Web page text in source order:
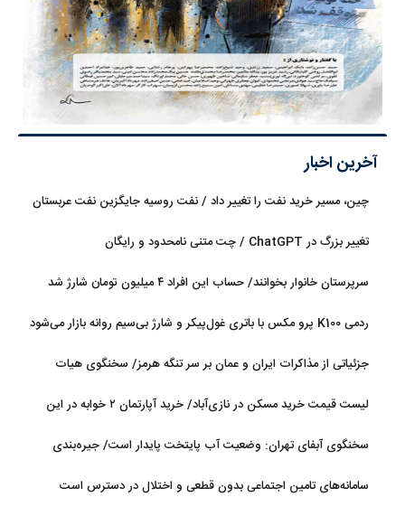
آخرین اخبار
چین، مسیر خرید نفت را تغییر داد / نفت روسیه جایگزین نفت عربستان
تغییر بزرگ در ChatGPT / چت متنی نامحدود و رایگان
سرپرستان خانوار بخوانند/ حساب این افراد ۴ میلیون تومان شارژ شد
ردمی K100 پرو مکس با باتری غول‌پیکر و شارژ بی‌سیم روانه بازار می‌شود
جزئیاتی از مذاکرات ایران و عمان بر سر تنگه هرمز/ سخنگوی هیات
لیست قیمت خرید مسکن در نازی‌آباد/ خرید آپارتمان ۲ خوابه در این
سخنگوی آبفای تهران: وضعیت آب پایتخت پایدار است/ جیره‌بندی
سامانه‌های تامین اجتماعی بدون قطعی و اختلال در دسترس است